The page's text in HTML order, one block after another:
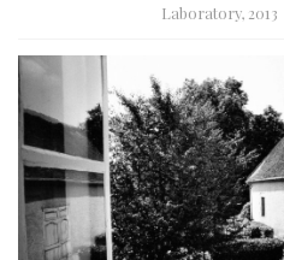
Laboratory, 2013